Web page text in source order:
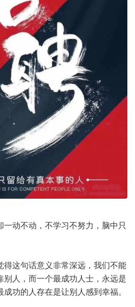
动不动，不学习不努力，脑中只
得这句话意义非常深远，我们不能
别人，而一个最成功人士，永远是
功的人存在是让别人感到幸福。